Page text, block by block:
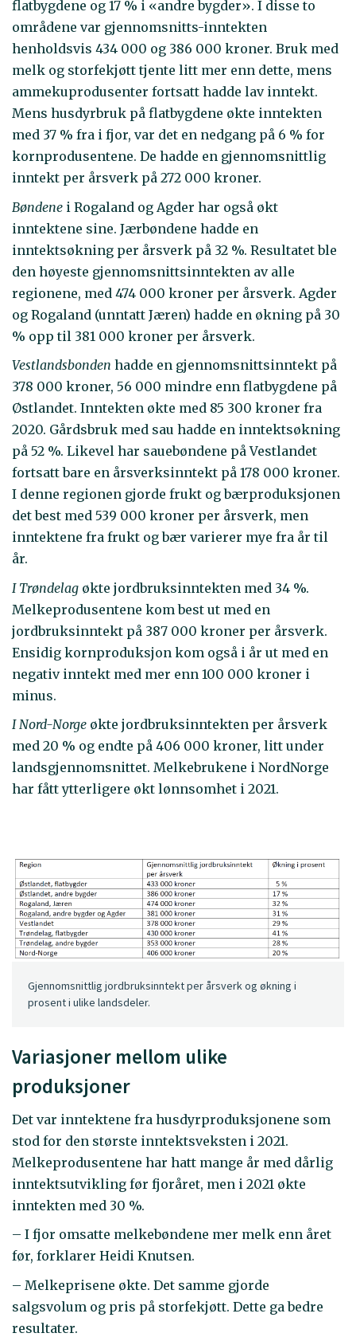
flatbygdene og 17 % i «andre bygder». I disse to
områdene var gjennomsnitts-inntekten
henholdsvis 434 000 og 386 000 kroner. Bruk med
melk og storfekjøtt tjente litt mer enn dette, mens
ammekuprodusenter fortsatt hadde lav inntekt.
Mens husdyrbruk på flatbygdene økte inntekten
med 37 % fra i fjor, var det en nedgang på 6 % for
kornprodusentene. De hadde en gjennomsnittlig
inntekt per årsverk på 272 000 kroner.
Bøndene i Rogaland og Agder har også økt
inntektene sine. Jærbøndene hadde en
inntektsøkning per årsverk på 32 %. Resultatet ble
den høyeste gjennomsnittsinntekten av alle
regionene, med 474 000 kroner per årsverk. Agder
og Rogaland (unntatt Jæren) hadde en økning på 30
% opp til 381 000 kroner per årsverk.
Vestlandsbonden hadde en gjennomsnittsinntekt på
378 000 kroner, 56 000 mindre enn flatbygdene på
Østlandet. Inntekten økte med 85 300 kroner fra
2020. Gårdsbruk med sau hadde en inntektsøkning
på 52 %. Likevel har sauebøndene på Vestlandet
fortsatt bare en årsverksinntekt på 178 000 kroner.
I denne regionen gjorde frukt og bærproduksjonen
det best med 539 000 kroner per årsverk, men
inntektene fra frukt og bær varierer mye fra år til
år.
I Trøndelag økte jordbruksinntekten med 34 %.
Melkeprodusentene kom best ut med en
jordbruksinntekt på 387 000 kroner per årsverk.
Ensidig kornproduksjon kom også i år ut med en
negativ inntekt med mer enn 100 000 kroner i
minus.
I Nord-Norge økte jordbruksinntekten per årsverk
med 20 % og endte på 406 000 kroner, litt under
landsgjennomsnittet. Melkebrukene i NordNorge
har fått ytterligere økt lønnsomhet i 2021.
Gjennomsnittlig jordbruksinntekt per årsverk og økning i
prosent i ulike landsdeler.
Variasjoner mellom ulike
produksjoner
Det var inntektene fra husdyrproduksjonene som
stod for den største inntektsveksten i 2021.
Melkeprodusentene har hatt mange år med dårlig
inntektsutvikling før fjoråret, men i 2021 økte
inntekten med 30 %.
– I fjor omsatte melkebøndene mer melk enn året
før, forklarer Heidi Knutsen.
– Melkeprisene økte. Det samme gjorde
salgsvolum og pris på storfekjøtt. Dette ga bedre
resultater.